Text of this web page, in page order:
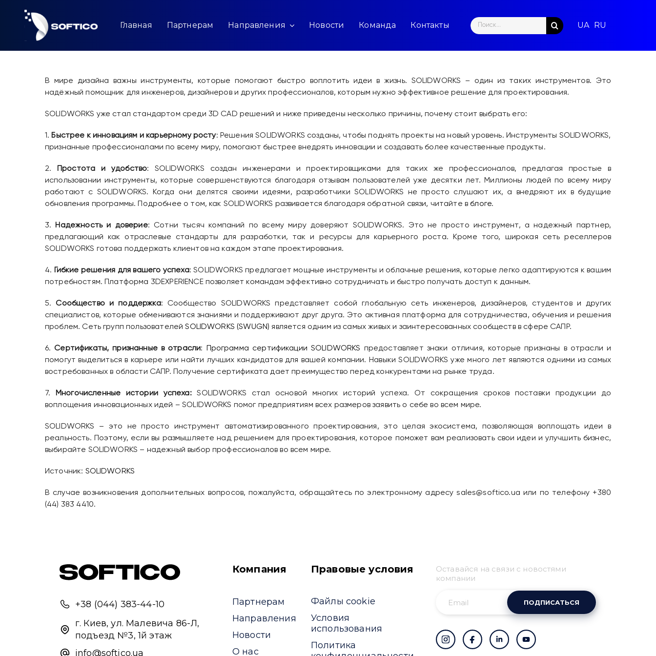
content
Главная Партнерам Направления Новости Команда Контакты
Search
for:
В мире дизайна важны инструменты, которые помогают быстро воплотить идеи в жизнь. SOLIDWORKS – один из таких инструментов. Это
надёжный помощник для инженеров, дизайнеров и других профессионалов, которым нужно эффективное решение для проектирования.
SOLIDWORKS уже стал стандартом среди 3D CAD решений и ниже приведены несколько причины, почему стоит выбрать его:
1.Быстрее к инновациям и карьерному росту: Решения SOLIDWORKS созданы, чтобы поднять проекты на новый уровень. Инструменты SOLIDWORKS,
признанные профессионалами по всему миру, помогают быстрее внедрять инновации и создавать более качественные продукты.
2. Простота и удобство: SOLIDWORKS создан инженерами и проектировщиками для таких же профессионалов, предлагая простые в
использовании инструменты, которые совершенствуются благодаря отзывам пользователей уже десятки лет. Миллионы людей по всему миру
работают с SOLIDWORKS. Когда они делятся своими идеями, разработчики SOLIDWORKS не просто слушают их, а внедряют их в будущие
обновления программы. Подробнее о том, как SOLIDWORKS развивается благодаря обратной связи, читайте в блоге.
3.Надежность и доверие: Сотни тысяч компаний по всему миру доверяют SOLIDWORKS. Это не просто инструмент, а надежный партнер,
предлагающий как отраслевые стандарты для разработки, так и ресурсы для карьерного роста. Кроме того, широкая сеть реселлеров
SOLIDWORKS готова поддержать клиентов на каждом этапе проектирования.
4. Гибкие решения для вашего успеха: SOLIDWORKS предлагает мощные инструменты и облачные решения, которые легко адаптируются к вашим
потребностям. Платформа 3DEXPERIENCE позволяет командам эффективно сотрудничать и быстро получать доступ к данным.
5. Сообщество и поддержка: Сообщество SOLIDWORKS представляет собой глобальную сеть инженеров, дизайнеров, студентов и других
специалистов, которые обмениваются знаниями и поддерживают друг друга. Это активная платформа для сотрудничества, обучения и решения
проблем. Сеть групп пользователейSOLIDWORKS (SWUGN) является одним из самых живых и заинтересованных сообществ в сфере САПР.
6. Сертификаты, признанные в отрасли: Программа сертификации SOLIDWORKS предоставляет знаки отличия, которые признаны в отрасли и
помогут выделиться в карьере или найти лучших кандидатов для вашей компании. Навыки SOLIDWORKS уже много лет являются одними из самых
востребованных в области САПР. Получение сертификата дает преимущество перед конкурентами на рынке труда.
7. Многочисленные истории успеха:SOLIDWORKS стал основой многих историй успеха. От сокращения сроков поставки продукции до
воплощения инновационных идей – SOLIDWORKS помог предприятиям всех размеров заявить о себе во всем мире.
SOLIDWORKS – это не просто инструмент автоматизированного проектирования, это целая экосистема, позволяющая воплощать идеи в
реальность. Поэтому, если вы размышляете над решением для проектирования, которое поможет вам реализовать свои идеи и улучшить бизнес,
выбирайте SOLIDWORKS – надежный выбор профессионалов во всем мире.
Источник: SOLIDWORKS
В случае возникновения дополнительных вопросов, пожалуйста, обращайтесь по электронному адресу sales@softico.ua или по телефону +380
(44) 383 4410.
+38 (044) 383-44-10
г. Киев, ул. Малевича 86-Л,
подъезд №3, 1й этаж
info@softico.ua
Компания
Партнерам
Направления
Новости
О нас
Правовые условия
Файлы cookie
Условия
использования
Политика
Оставайся на связи с новостями
компании
ПОДПИСАТЬСЯ
Ми зазвичай відповідаємо дуже швидко
Надіслати повідомлення